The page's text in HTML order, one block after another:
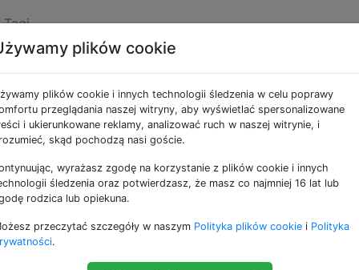
Tagi
jako nginx
odwrotne proxy, proxy strumieniowe TCP i proxy
HTTP na moim serwerze internetowym na żądania https,
serwer { słuchaj 80; Lokalizacja / { przepisać ^ (. *)
z problemów jest to, że usuwa wszystkie
plików cookie
plików cookie i innych technologii śledzenia w celu poprawy
przeglądania naszej witryny, aby wyświetlać spersonalizowane
i ukierunkowane reklamy, analizować ruch w naszej witrynie, i
skąd pochodzą nasi goście.
wyrażasz zgodę na korzystanie z plików cookie i innych
śledzenia oraz potwierdzasz, że masz co najmniej 16 lat lub
rodzica lub opiekuna.
przeczytać szczegóły w naszym Polityka plików cookie i Polityka
.